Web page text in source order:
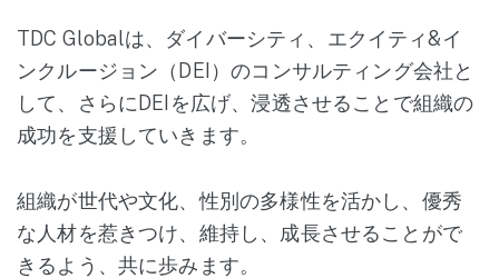
TDC Globalは、ダイバーシティ、エクイティ&イ
ンクルージョン（DEI）のコンサルティング会社と
して、さらにDEIを広げ、浸透させることで組織の
成功を支援していきます。
組織が世代や文化、性別の多様性を活かし、優秀
な人材を惹きつけ、維持し、成長させることがで
きるよう、共に歩みます。